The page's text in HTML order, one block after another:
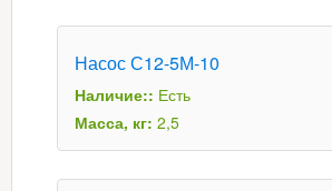
Насос С12-5М-10
Наличие:: Есть
Масса, кг: 2,5